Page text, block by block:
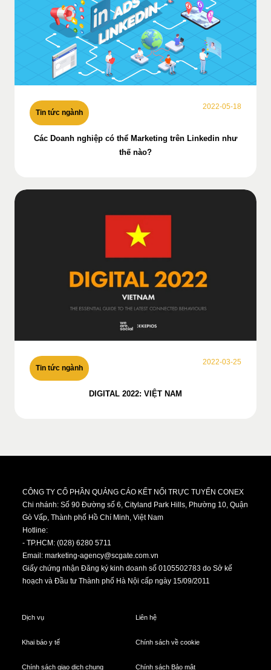
Tin tức ngành
2022-05-18
Các Doanh nghiệp có thể Marketing trên Linkedin như
thế nào?
Tin tức ngành
2022-03-25
DIGITAL 2022: VIỆT NAM
CÔNG TY CỔ PHẦN QUẢNG CÁO KẾT NỐI TRỰC TUYẾN CONEX
Chi nhánh: Số 90 Đường số 6, Cityland Park Hills, Phường 10, Quận
Gò Vấp, Thành phố Hồ Chí Minh, Việt Nam
Hotline:
- TP.HCM: (028) 6280 5711
Email:marketing-agency@scgate.com.vn
Giấy chứng nhận Đăng ký kinh doanh số 0105502783 do Sở kế
hoạch và Đầu tư Thành phố Hà Nội cấp ngày 15/09/2011
Dịch vụ Liên hệ
Khai báo y tế Chính sách về cookie
Chính sách giao dịch chung Chính sách Bảo mật